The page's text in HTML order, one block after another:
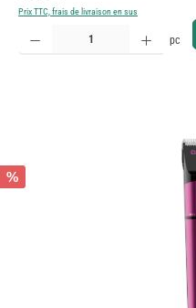
Prix TTC, frais de livraison en sus
Quantité de produit : Entrez la quantité
pc
%